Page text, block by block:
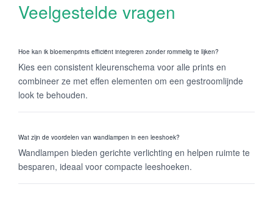
Veelgestelde vragen
Hoe kan ik bloemenprints efficiënt integreren zonder rommelig te lijken?
Kies een consistent kleurenschema voor alle prints en
combineer ze met effen elementen om een gestroomlijnde
look te behouden.
Wat zijn de voordelen van wandlampen in een leeshoek?
Wandlampen bieden gerichte verlichting en helpen ruimte te
besparen, ideaal voor compacte leeshoeken.